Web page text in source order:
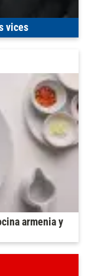
vices
armenia y